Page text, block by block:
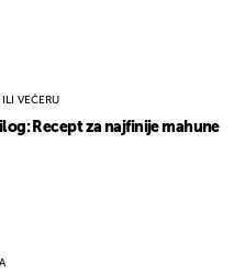
VEČERU
Recept za najfinije mahune